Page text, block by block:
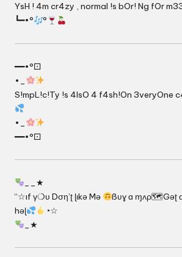
YsH ! 4m cr4zy , normal !s bOr! Ng fOr
┗━•°
°
━━•°⚀
•_
S!mpL!c!Ty !s 4lsO 4 f4sh!On 3veryOne
•_
━━•°⚀
__★
“☆ıf γ❍ʋ Dση’ʈ ɭιkə Mə
ßʋɣ ɑ ɱʌρ🗺Gəʈ
həɭ
◔☆
_★